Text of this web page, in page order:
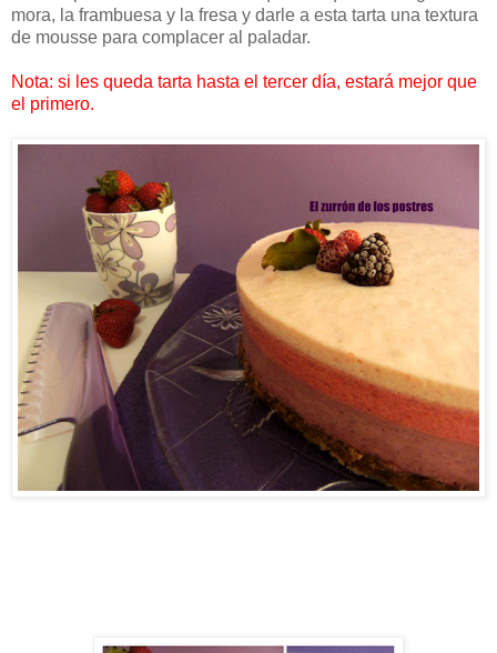
mora, la frambuesa y la fresa y darle a esta tarta una textura
de mousse para complacer al paladar.
Nota: si les queda tarta hasta el tercer día, estará mejor que
el primero.